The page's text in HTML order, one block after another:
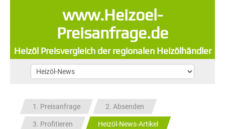
www.Heizoel-
Preisanfrage.de
Heizöl Preisvergleich der regionalen Heizölhändler
1. Preisanfrage 2. Absenden
3. Profitieren Heizöl-News-Artikel